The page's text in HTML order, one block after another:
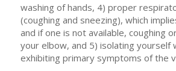
washing of hands, 4) proper
(coughing and sneezing), which
and if one is not available, coughing
your elbow, and 5) isolating yourself
exhibiting primary symptoms of the